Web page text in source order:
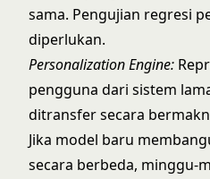
sama. Pengujian regresi
diperlukan.
Personalization Engine:
pengguna dari sistem
ditransfer secara
Jika model baru
secara berbeda, minggu-